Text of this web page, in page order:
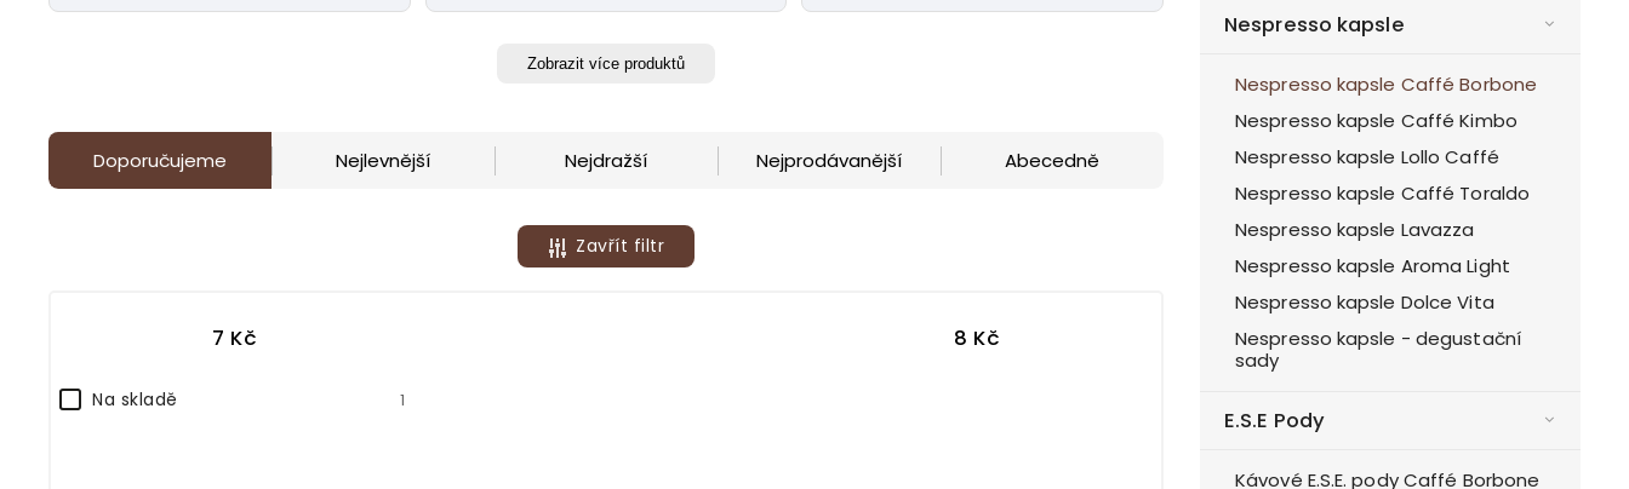
Nespresso kapsle
Nespresso kapsle Caffé Borbone
Nespresso kapsle Caffé Kimbo
Nespresso kapsle Lollo Caffé
Nespresso kapsle Caffé Toraldo
Nespresso kapsle Lavazza
Nespresso kapsle Aroma Light
Nespresso kapsle Dolce Vita
Nespresso kapsle - degustační
sady
E.S.E Pody
Kávové E.S.E. pody Caffé Borbone
Zobrazit více produktů
Doporučujeme Nejlevnější Nejdražší Nejprodávanější Abecedně
Zavřít filtr
7 Kč 8 Kč
Na skladě 1